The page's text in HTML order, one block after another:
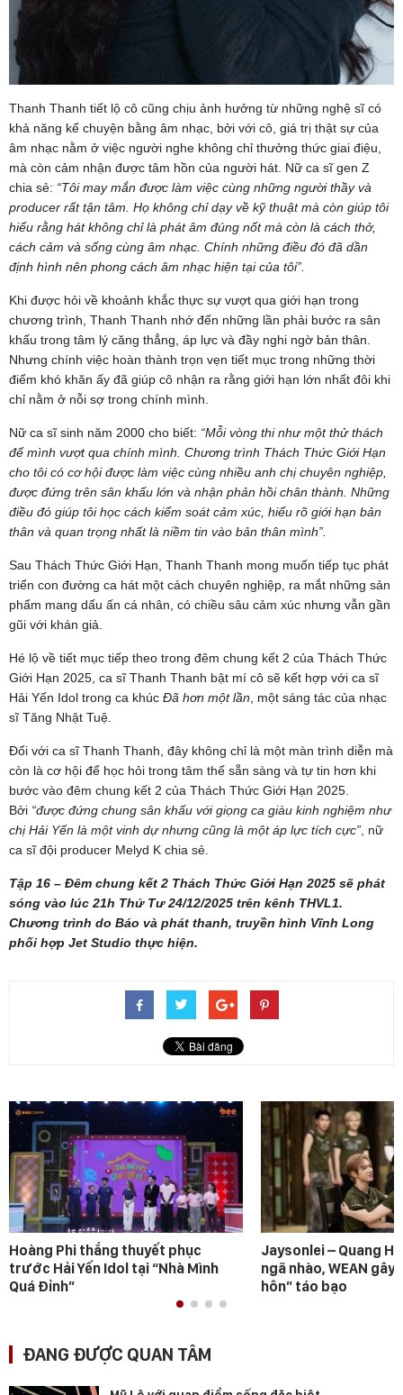
Thanh Thanh tiết lộ cô cũng chịu ảnh hưởng từ những nghệ sĩ có
khả năng kể chuyện bằng âm nhạc, bởi với cô, giá trị thật sự của
âm nhạc nằm ở việc người nghe không chỉ thưởng thức giai điệu,
mà còn cảm nhận được tâm hồn của người hát. Nữ ca sĩ gen Z
chia sẻ: “Tôi may mắn được làm việc cùng những người thầy và
producer rất tận tâm. Họ không chỉ dạy về kỹ thuật mà còn giúp tôi
hiểu rằng hát không chỉ là phát âm đúng nốt mà còn là cách thở,
cách cảm và sống cùng âm nhạc. Chính những điều đó đã dần
định hình nên phong cách âm nhạc hiện tại của tôi”.
Khi được hỏi về khoảnh khắc thực sự vượt qua giới hạn trong
chương trình, Thanh Thanh nhớ đến những lần phải bước ra sân
khấu trong tâm lý căng thẳng, áp lực và đầy nghi ngờ bản thân.
Nhưng chính việc hoàn thành trọn vẹn tiết mục trong những thời
điểm khó khăn ấy đã giúp cô nhận ra rằng giới hạn lớn nhất đôi khi
chỉ nằm ở nỗi sợ trong chính mình.
Nữ ca sĩ sinh năm 2000 cho biết: “Mỗi vòng thi như một thử thách
để mình vượt qua chính mình. Chương trình Thách Thức Giới Hạn
cho tôi có cơ hội được làm việc cùng nhiều anh chị chuyên nghiệp,
được đứng trên sân khấu lớn và nhận phản hồi chân thành. Những
điều đó giúp tôi học cách kiểm soát cảm xúc, hiểu rõ giới hạn bản
thân và quan trọng nhất là niềm tin vào bản thân mình”.
Sau Thách Thức Giới Hạn, Thanh Thanh mong muốn tiếp tục phát
triển con đường ca hát một cách chuyên nghiệp, ra mắt những sản
phẩm mang dấu ấn cá nhân, có chiều sâu cảm xúc nhưng vẫn gần
gũi với khán giả.
Hé lộ về tiết mục tiếp theo trong đêm chung kết 2 của Thách Thức
Giới Hạn 2025, ca sĩ Thanh Thanh bật mí cô sẽ kết hợp với ca sĩ
Hải Yến Idol trong ca khúc Đã hơn một lần , một sáng tác của nhạc
sĩ Tăng Nhật Tuệ.
Đối với ca sĩ Thanh Thanh, đây không chỉ là một màn trình diễn mà
còn là cơ hội để học hỏi trong tâm thế sẵn sàng và tự tin hơn khi
bước vào đêm chung kết 2 của Thách Thức Giới Hạn 2025.
Bởi “được đứng chung sân khấu với giọng ca giàu kinh nghiệm như
chị Hải Yến là một vinh dự nhưng cũng là một áp lực tích cực” , nữ
ca sĩ đội producer Melyd K chia sẻ.
Tập 16 – Đêm chung kết 2 Thách Thức Giới Hạn 2025 sẽ phát
sóng vào lúc 21h Thứ Tư 24/12/2025 trên kênh THVL1.
Chương trình do Báo và phát thanh, truyền hình Vĩnh Long
phối hợp Jet Studio thực hiện.
Hoàng Phi thắng thuyết phục
trước Hải Yến Idol tại “Nhà Mình
Quá Đỉnh”
Jaysonlei – Quang
ngã nhào, WEAN gây
hôn” táo bạo
ĐANG ĐƯỢC QUAN TÂM